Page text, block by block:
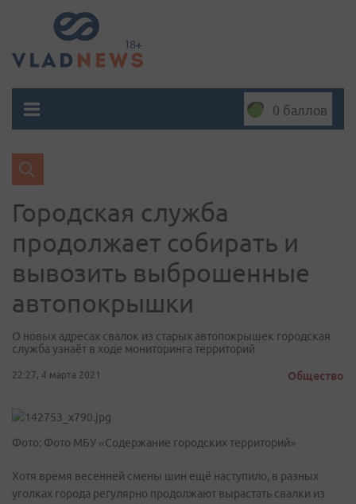
0 баллов
Городская служба
продолжает собирать и
вывозить выброшенные
автопокрышки
О новых адресах свалок из старых автопокрышек городская
служба узнаёт в ходе мониторинга территорий
22:27, 4 марта 2021 Общество
Фото: Фото МБУ «Содержание городских территорий»
Хотя время весенней смены шин ещё наступило, в разных
уголках города регулярно продолжают вырастать свалки из